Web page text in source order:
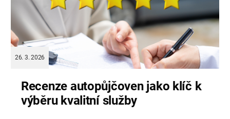
26. 3. 2026
Recenze autopůjčoven jako klíč k
výběru kvalitní služby